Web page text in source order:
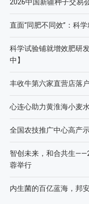
2026中国新疆种子交易
直面“同肥不同效”：科
科学试验铺就增效肥研
中】
丰收牛第六家直营店落
心连心助力黄淮海小麦
全国农技推广中心高产
智创未来，和合共生
蓉举行
内生菌的百亿蓝海，邦